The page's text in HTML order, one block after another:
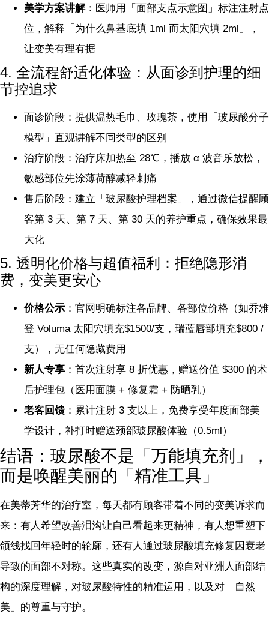
美学方案讲解：医师用「面部支点示意图」标注注射点
位，解释「为什么鼻基底填 1ml 而太阳穴填 2ml」，
让变美有理有据
4. 全流程舒适化体验：从面诊到护理的细
节控追求
面诊阶段：提供温热毛巾、玫瑰茶，使用「玻尿酸分子
模型」直观讲解不同类型的区别
治疗阶段：治疗床加热至 28℃，播放 α 波音乐放松，
敏感部位先涂薄荷醇减轻刺痛
售后阶段：建立「玻尿酸护理档案」，通过微信提醒顾
客第 3 天、第 7 天、第 30 天的养护重点，确保效果最
大化
5. 透明化价格与超值福利：拒绝隐形消
费，变美更安心
价格公示 ：官网明确标注各品牌、各部位价格（如乔雅
登 Voluma 太阳穴填充$1500/支，瑞蓝唇部填充$800 /
支），无任何隐藏费用
新人专享 ：首次注射享 8 折优惠，赠送价值 $300 的术
后护理包（医用面膜 + 修复霜 + 防晒乳）
老客回馈：累计注射 3 支以上，免费享受年度面部美
学设计，补打时赠送颈部玻尿酸体验（0.5ml）
结语：玻尿酸不是「万能填充剂」，
而是唤醒美丽的「精准工具」
在美蒂芳华的治疗室，每天都有顾客带着不同的变美诉求而
来：有人希望改善泪沟让自己看起来更精神，有人想重塑下
颌线找回年轻时的轮廓，还有人通过玻尿酸填充修复因衰老
导致的面部不对称。这些真实的改变，源自对亚洲人面部结
构的深度理解，对玻尿酸特性的精准运用，以及对「自然
美」的尊重与守护。